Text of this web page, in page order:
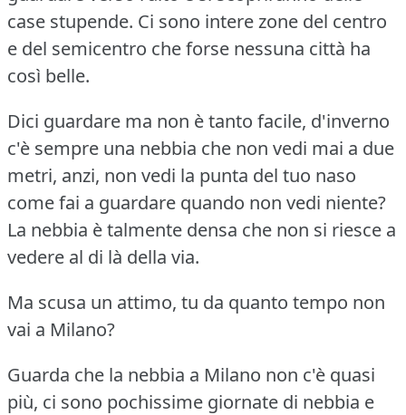
case stupende. Ci sono intere zone del centro
e del semicentro che forse nessuna città ha
così belle.
Dici guardare ma non è tanto facile, d'inverno
c'è sempre una nebbia che non vedi mai a due
metri, anzi, non vedi la punta del tuo naso
come fai a guardare quando non vedi niente?
La nebbia è talmente densa che non si riesce a
vedere al di là della via.
Ma scusa un attimo, tu da quanto tempo non
vai a Milano?
Guarda che la nebbia a Milano non c'è quasi
più, ci sono pochissime giornate di nebbia e